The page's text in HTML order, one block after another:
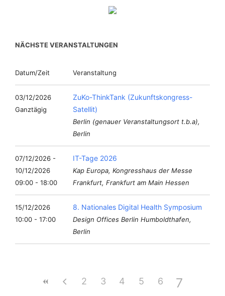
NÄCHSTE VERANSTALTUNGEN
Datum/Zeit Veranstaltung
03/12/2026
Ganztägig
ZuKo-ThinkTank (Zukunftskongress-
Satellit)
Berlin (genauer Veranstaltungsort t.b.a),
Berlin
07/12/2026 -
10/12/2026
09:00 - 18:00
IT-Tage 2026
Kap Europa, Kongresshaus der Messe
Frankfurt, Frankfurt am Main Hessen
15/12/2026
10:00 - 17:00
8. Nationales Digital Health Symposium
Design Offices Berlin Humboldthafen,
Berlin
2 3 4 5 6 7